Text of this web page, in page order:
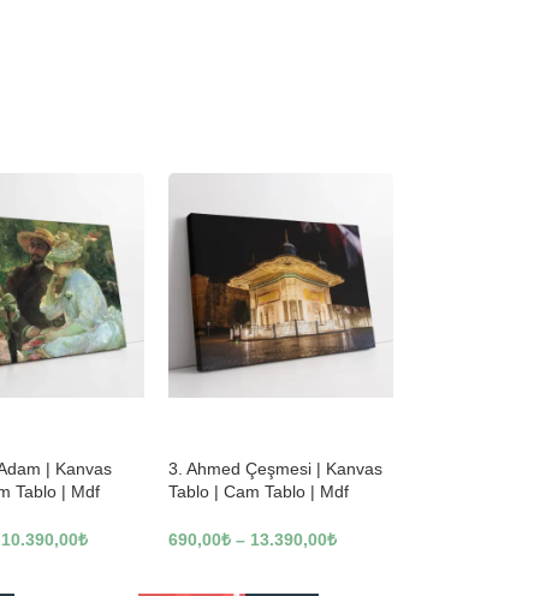
| Kanvas
Tablo | Mdf
10.390,00₺
3. Ahmed Çeşmesi | Kanvas
Tablo | Cam Tablo | Mdf
690,00₺ – 13.390,00₺